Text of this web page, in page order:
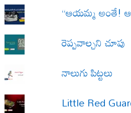
“ఆయమ్మ అంతే!
రెప్పవాల్చని
నాలుగు పిట్టలు
Little Red